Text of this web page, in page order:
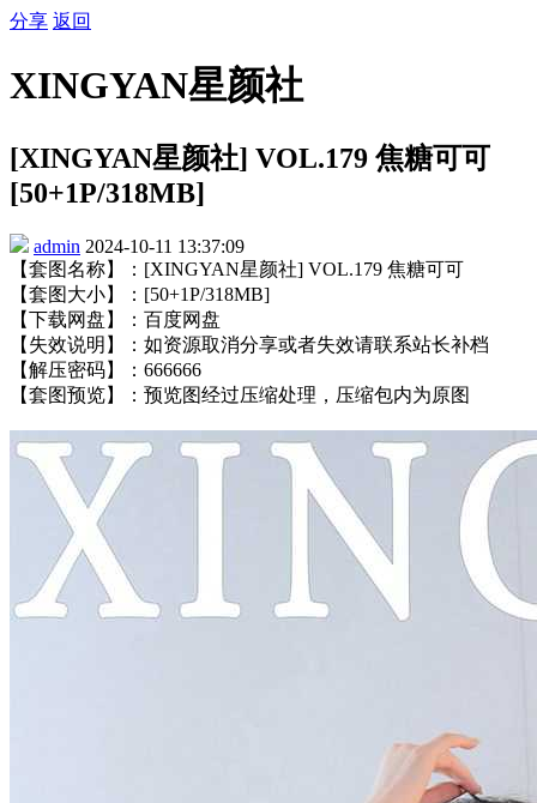
分享 返回
XINGYAN星颜社
[XINGYAN星颜社] VOL.179 焦糖可可
[50+1P/318MB]
admin 2024-10-11 13:37:09
【套图名称】：[XINGYAN星颜社] VOL.179 焦糖可可
【套图大小】：[50+1P/318MB]
【下载网盘】：百度网盘
【失效说明】：如资源取消分享或者失效请联系站长补档
【解压密码】：666666
【套图预览】：预览图经过压缩处理，压缩包内为原图